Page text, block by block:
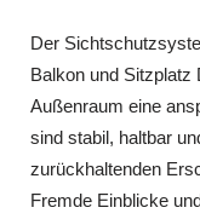
Der
Balkon und Sitzplatz
Außenraum eine
sind stabil, haltbar
zurückhaltenden
Fremde Einblicke